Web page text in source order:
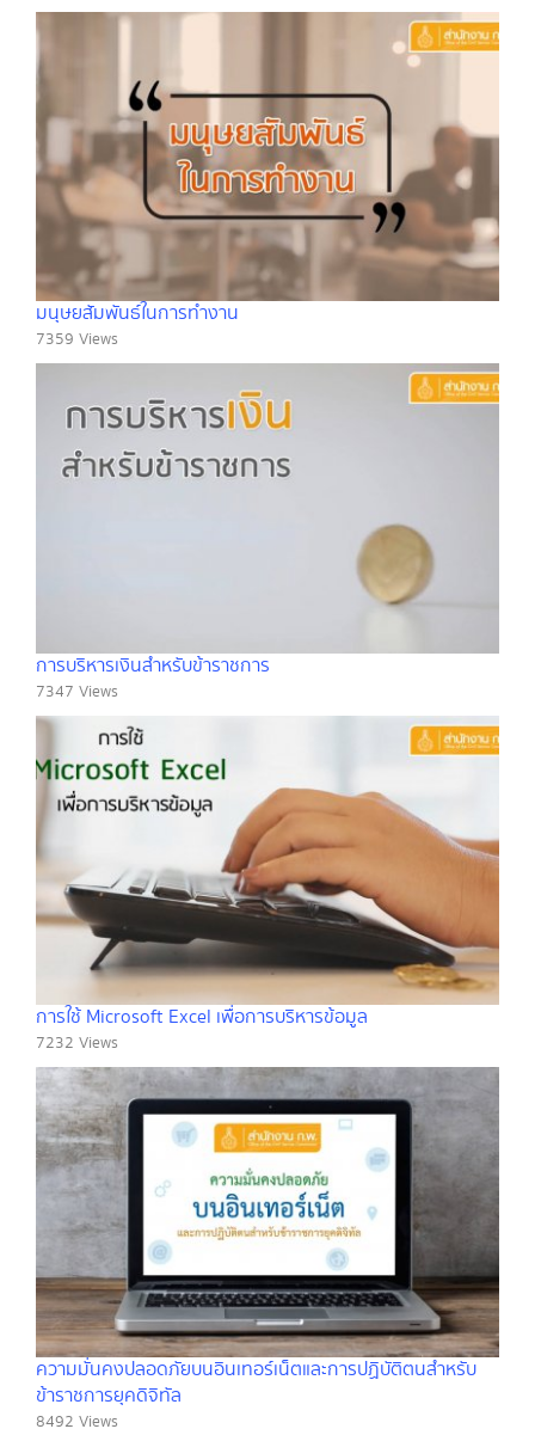
มนุษยสัมพันธ์ในการทำงาน
7359 Views
การบริหารเงินสำหรับข้าราชการ
7347 Views
การใช้ Microsoft Excel เพื่อการบริหารข้อมูล
7232 Views
ความมั่นคงปลอดภัยบนอินเทอร์เน็ตและการปฏิบัติตนสำหรับ
ข้าราชการยุคดิจิทัล
8492 Views